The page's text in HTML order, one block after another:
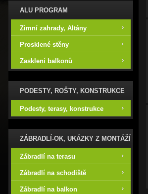
ALU PROGRAM
Zimní zahrady, Altány
Prosklené stěny
Zasklení balkonů
PODESTY, ROŠTY, KONSTRUKCE
Podesty, terasy, konstrukce
ZÁBRADLÍ-OK, UKÁZKY Z MONTÁŽÍ
Zábradlí na terasu
Zábradlí na schodiště
Zábradlí na balkon